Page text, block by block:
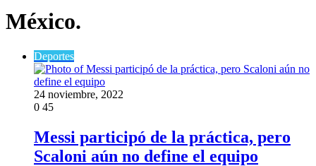
México.
Deportes
24 noviembre, 2022
0 45
Messi participó de la práctica, pero
Scaloni aún no define el equipo